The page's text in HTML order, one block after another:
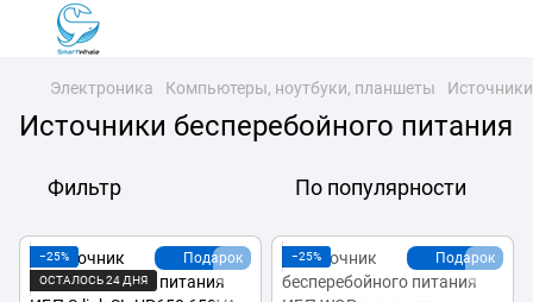
Электроника Компьютеры, ноутбуки, планшеты
Источники бесперебойного питания
Фильтр По популярности
Подарок
−25%
ОСТАЛОСЬ 24 ДНЯ
Подарок
−25%